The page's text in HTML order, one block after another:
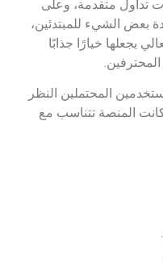
تداول متقدمة، وعلى
بعض الشيء للمبتدئين،
يجعلها خيارًا جذابًا
المحتملين النظر
المنصة تتناسب مع